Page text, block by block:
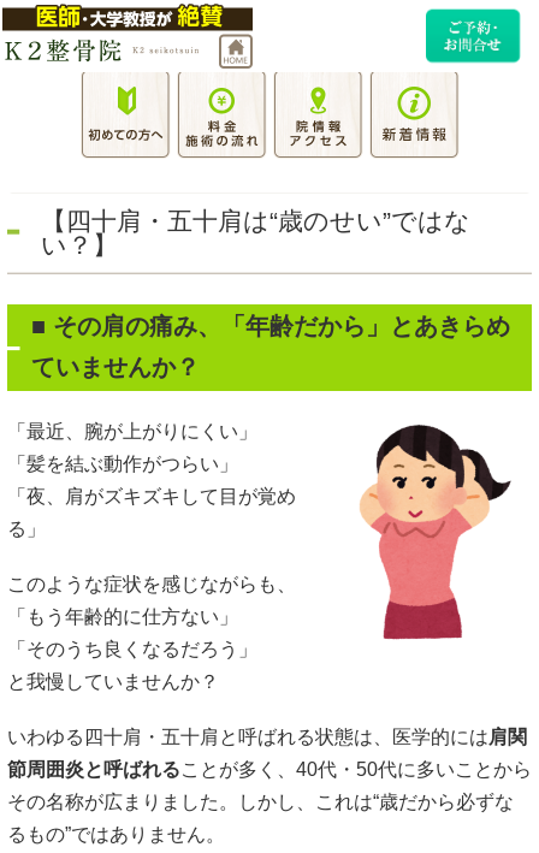
【四十肩・五十肩は“歳のせい”ではな
い？】
■ その肩の痛み、「年齢だから」とあきらめ
ていませんか？
「最近、腕が上がりにくい」
「髪を結ぶ動作がつらい」
「夜、肩がズキズキして目が覚め
る」
このような症状を感じながらも、
「もう年齢的に仕方ない」
「そのうち良くなるだろう」
と我慢していませんか？
いわゆる四十肩・五十肩と呼ばれる状態は、医学的には肩関
節周囲炎と呼ばれることが多く、40代・50代に多いことから
その名称が広まりました。しかし、これは“歳だから必ずな
るもの”ではありません。